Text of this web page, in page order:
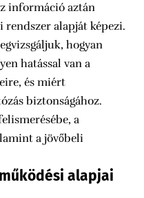
információ aztán
rendszer alapját képezi.
hogyan
hatással van a
és miért
biztonságához.
a
a jövőbeli
alapjai